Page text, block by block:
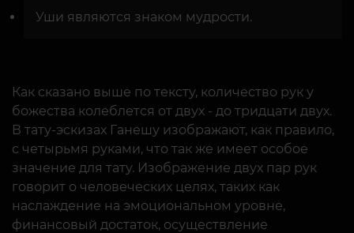
Уши являются знаком мудрости.
Как сказано выше по тексту, количество рук у
божества колеблется от двух - до тридцати двух.
В тату-эскизах Ганешу изображают, как правило,
с четырьмя руками, что так же имеет особое
значение для тату. Изображение двух пар рук
говорит о человеческих целях, таких как
наслаждение на эмоциональном уровне,
финансовый достаток, осуществление